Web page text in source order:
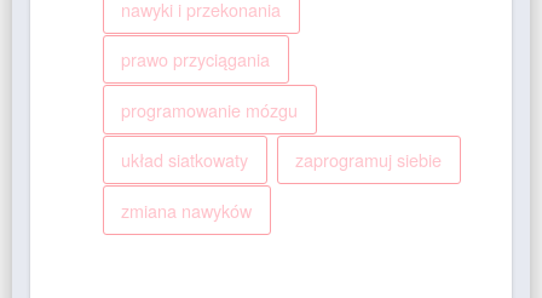
nawyki i przekonania
prawo przyciągania
programowanie mózgu
układ siatkowaty
zaprogramuj siebie
zmiana nawyków